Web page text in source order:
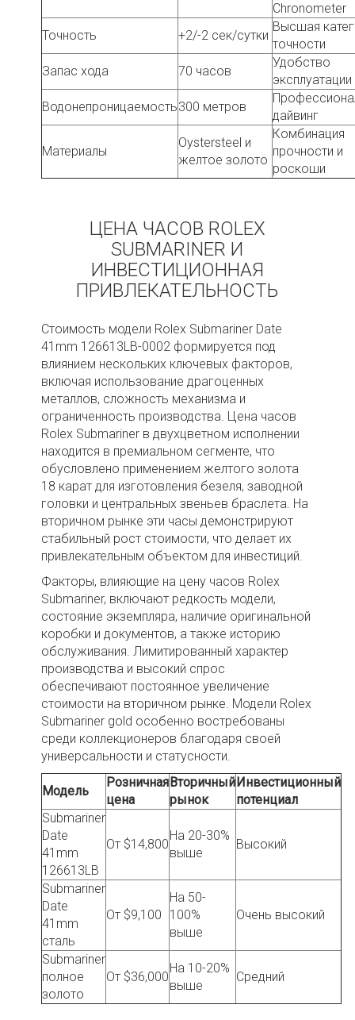
Chronometer
Точность
+2/-2 сек/сутки
Высшая
точности
Запас хода
70 часов
Удобство
эксплуатации
Водонепроницаемость300 метров
дайвинг
Материалы
Oystersteel и
желтое золото
Комбинация
прочности и
роскоши
ЦЕНА ЧАСОВ ROLEX
SUBMARINER И
ИНВЕСТИЦИОННАЯ
ПРИВЛЕКАТЕЛЬНОСТЬ
Стоимость модели Rolex Submariner Date
41mm 126613LB-0002 формируется под
влиянием нескольких ключевых факторов,
включая использование драгоценных
металлов, сложность механизма и
ограниченность производства. Цена часов
Rolex Submariner в двухцветном исполнении
находится в премиальном сегменте, что
обусловлено применением желтого золота
18 карат для изготовления безеля, заводной
головки и центральных звеньев браслета. На
вторичном рынке эти часы демонстрируют
стабильный рост стоимости, что делает их
привлекательным объектом для инвестиций.
Факторы, влияющие на цену часов Rolex
Submariner, включают редкость модели,
состояние экземпляра, наличие оригинальной
коробки и документов, а также историю
обслуживания. Лимитированный характер
производства и высокий спрос
обеспечивают постоянное увеличение
стоимости на вторичном рынке. Модели Rolex
Submariner gold особенно востребованы
среди коллекционеров благодаря своей
универсальности и статусности.
Модель
Розничная
цена
Вторичный
рынок
Инвестиционный
потенциал
Submariner
Date
41mm
126613LB
От $14,800
На 20-30%
выше
Высокий
Submariner
Date
41mm
сталь
От $9,100
На 50-
100%
выше
Очень высокий
Submariner
полное
золото
От $36,000
На 10-20%
выше
Средний